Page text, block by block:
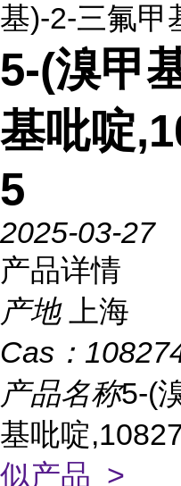
基)-2-三氟甲
5-(溴甲
基吡啶
5
2025-03-27
产品详情
产地
上海
Cas：
产品名称5-(
基吡啶
似产品 >